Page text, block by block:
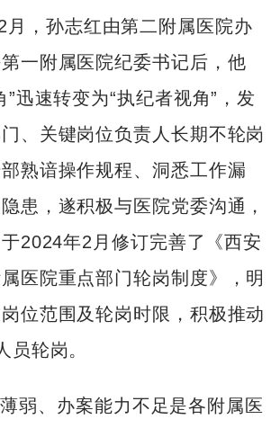
月，孙志红由第二附属医院办
一附属医院纪委书记后，他
”迅速转变为“执纪者视角”，发
、关键岗位负责人长期不轮岗
熟谙操作规程、洞悉工作漏
患，遂积极与医院党委沟通，
2024年2月修订完善了《西安
医院重点部门轮岗制度》，明
位范围及轮岗时限，积极推动
员轮岗。
弱、办案能力不足是各附属医